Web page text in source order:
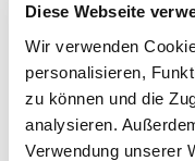
Diese Webseite
Wir verwenden
personalisieren,
zu können und die
analysieren.
Verwendung unserer
01729000